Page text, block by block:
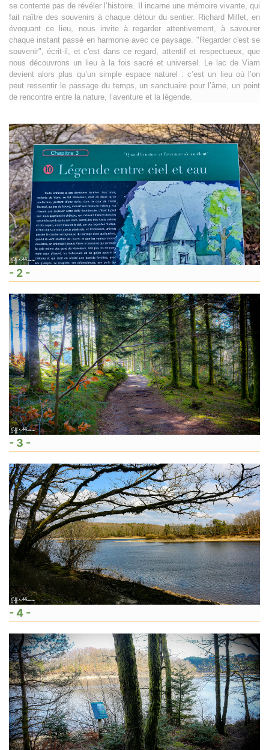
se contente pas de révéler l’histoire. Il incarne une mémoire vivante, qui
fait naître des souvenirs à chaque détour du sentier. Richard Millet, en
évoquant ce lieu, nous invite à regarder attentivement, à savourer
chaque instant passé en harmonie avec ce paysage. "Regarder c'est se
souvenir", écrit-il, et c'est dans ce regard, attentif et respectueux, que
nous découvrons un lieu à la fois sacré et universel. Le lac de Viam
devient alors plus qu’un simple espace naturel : c’est un lieu où l’on
peut ressentir le passage du temps, un sanctuaire pour l’âme, un point
de rencontre entre la nature, l’aventure et la légende.
- 2 -
- 3 -
- 4 -